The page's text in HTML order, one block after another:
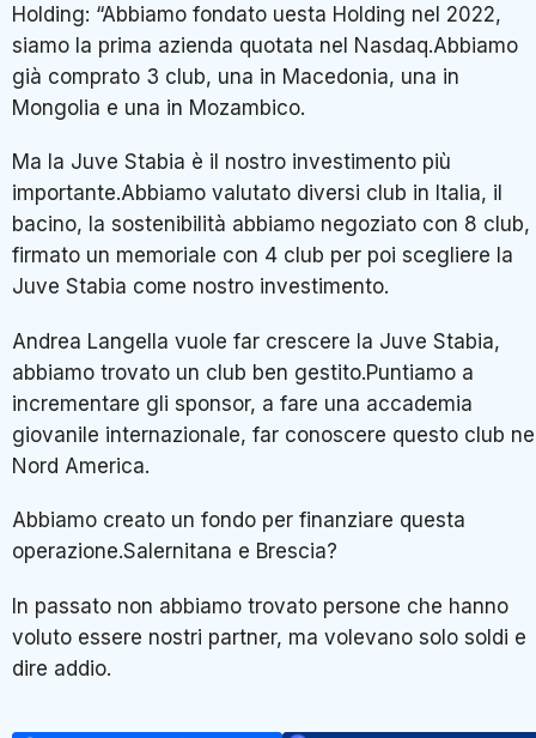
Holding: “Abbiamo fondato uesta Holding nel 2022,
siamo la prima azienda quotata nel Nasdaq.Abbiamo
già comprato 3 club, una in Macedonia, una in
Mongolia e una in Mozambico.
Ma la Juve Stabia è il nostro investimento più
importante.Abbiamo valutato diversi club in Italia, il
bacino, la sostenibilità abbiamo negoziato con 8 club,
firmato un memoriale con 4 club per poi scegliere la
Juve Stabia come nostro investimento.
Andrea Langella vuole far crescere la Juve Stabia,
abbiamo trovato un club ben gestito.Puntiamo a
incrementare gli sponsor, a fare una accademia
giovanile internazionale, far conoscere questo club
Nord America.
Abbiamo creato un fondo per finanziare questa
operazione.Salernitana e Brescia?
In passato non abbiamo trovato persone che hanno
voluto essere nostri partner, ma volevano solo soldi e
dire addio.